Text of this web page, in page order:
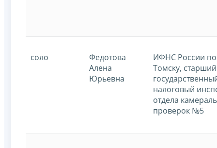
соло
Федотова
Алена
Юрьевна
ИФНС России по
Томску, старший
налоговый
отдела
проверок №5